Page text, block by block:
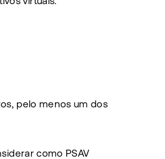
pelo menos um dos
como PSAV